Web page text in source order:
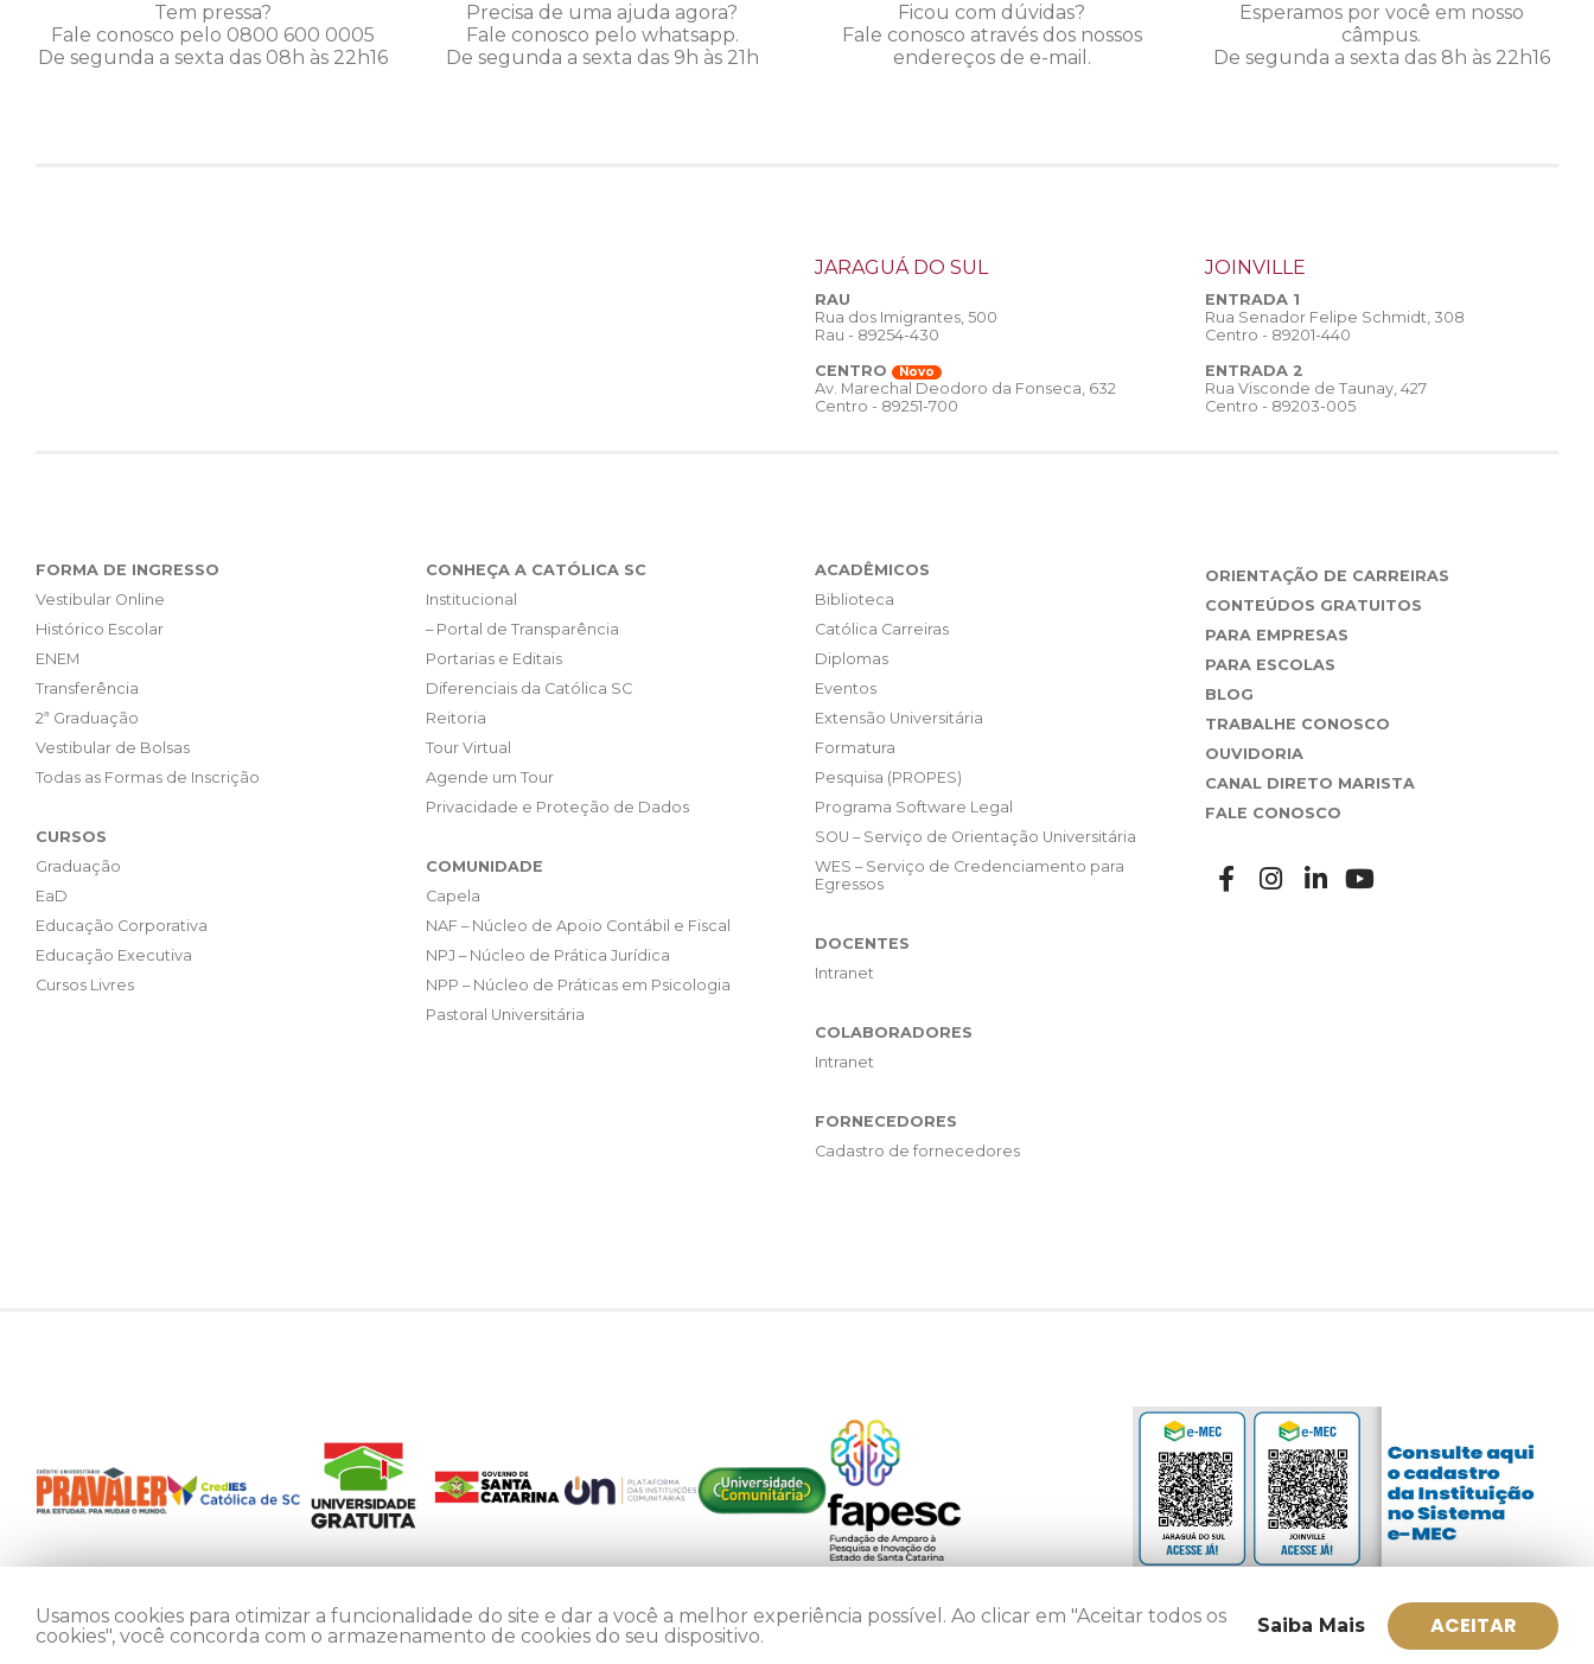
Tem pressa?
Fale conosco pelo 0800 600 0005
De segunda a sexta das 08h às 22h16
Precisa de uma ajuda agora?
Fale conosco pelo whatsapp.
De segunda a sexta das 9h às 21h
Ficou com dúvidas?
Fale conosco através dos nossos
endereços de e-mail.
Esperamos por você em nosso
câmpus.
De segunda a sexta das 8h às 22h16
JARAGUÁ DO SUL
RAU
Rua dos Imigrantes, 500
Rau - 89254-430
CENTRO
Novo
Av. Marechal Deodoro da Fonseca, 632
Centro - 89251-700
JOINVILLE
ENTRADA 1
Rua Senador Felipe Schmidt, 308
Centro - 89201-440
ENTRADA 2
Rua Visconde de Taunay, 427
Centro - 89203-005
FORMA DE INGRESSO
Vestibular Online
Histórico Escolar
ENEM
Transferência
2ª Graduação
Vestibular de Bolsas
Todas as Formas de Inscrição
CURSOS
Graduação
EaD
Educação Corporativa
Educação Executiva
Cursos Livres
CONHEÇA A CATÓLICA SC
Institucional
– Portal de Transparência
Portarias e Editais
Diferenciais da Católica SC
Reitoria
Tour Virtual
Agende um Tour
Privacidade e Proteção de Dados
COMUNIDADE
Capela
NAF – Núcleo de Apoio Contábil e Fiscal
NPJ – Núcleo de Prática Jurídica
NPP – Núcleo de Práticas em Psicologia
Pastoral Universitária
ACADÊMICOS
Biblioteca
Católica Carreiras
Diplomas
Eventos
Extensão Universitária
Formatura
Pesquisa (PROPES)
Programa Software Legal
SOU – Serviço de Orientação Universitária
WES – Serviço de Credenciamento para
Egressos
DOCENTES
Intranet
COLABORADORES
Intranet
FORNECEDORES
Cadastro de fornecedores
ORIENTAÇÃO DE CARREIRAS
CONTEÚDOS GRATUITOS
PARA EMPRESAS
PARA ESCOLAS
BLOG
TRABALHE CONOSCO
OUVIDORIA
CANAL DIRETO MARISTA
FALE CONOSCO
Usamos cookies para otimizar a funcionalidade do site e dar a você a melhor experiência possível. Ao clicar em "Aceitar todos os
cookies", você concorda com o armazenamento de cookies do seu dispositivo.
Saiba Mais ACEITAR